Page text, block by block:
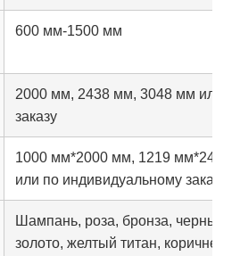
600 мм-1500 мм
2000 мм, 2438 мм, 3048 мм или
заказу
1000 мм*2000 мм, 1219 мм*2438
или по индивидуальному заказу
Шампань, роза, бронза, черный
золото, желтый титан,